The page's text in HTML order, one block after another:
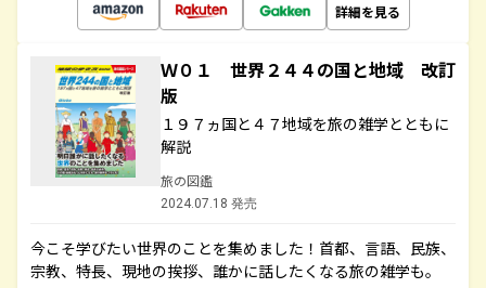
詳細を見る
Ｗ０１ 世界２４４の国と地域 改訂
版
１９７ヵ国と４７地域を旅の雑学とともに
解説
旅の図鑑
2024.07.18 発売
今こそ学びたい世界のことを集めました！首都、言語、民族、
宗教、特長、現地の挨拶、誰かに話したくなる旅の雑学も。